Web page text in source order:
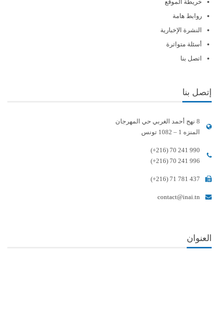
خريطة الموقع
روابط هامة
النشرة الإخبارية
أسئلة متواترة
اتصل بنا
إتصل بنا
8 نهج أحمد الغربي حي المهرجان
المنزه 1 – 1082 تونس
(+216) 70 241 990
(+216) 70 241 996
(+216) 71 781 437
contact@inai.tn
العنوان